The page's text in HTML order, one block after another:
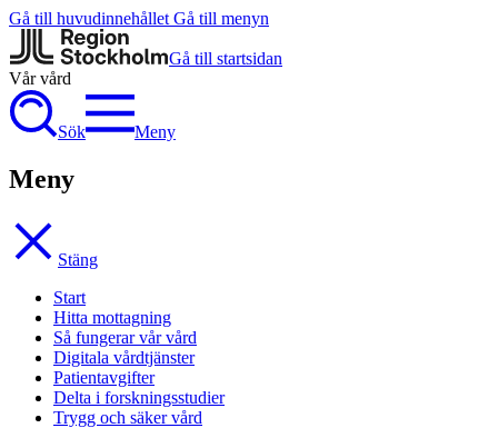
Gå till huvudinnehållet Gå till menyn
Gå till startsidan
Vår vård
Sök Meny
Meny
Stäng
Start
Hitta mottagning
Så fungerar vår vård
Digitala vårdtjänster
Patientavgifter
Delta i forskningsstudier
Trygg och säker vård